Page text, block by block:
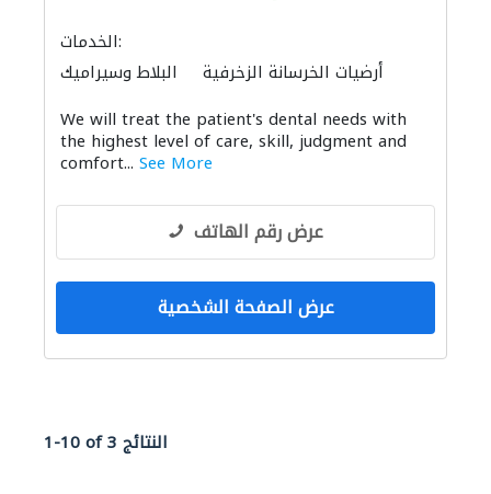
الخدمات:
البلاط وسيراميك
أرضيات الخرسانة الزخرفية
We will treat the patient's dental needs with
the highest level of care, skill, judgment and
comfort... See More
عرض رقم الهاتف
عرض الصفحة الشخصية
1-10 of 3 النتائج